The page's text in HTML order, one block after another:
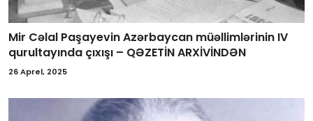
Mir Cəlal Paşayevin Azərbaycan müəllimlərinin IV
qurultayında çıxışı – QƏZETİN ARXİVİNDƏN
26 Aprel, 2025